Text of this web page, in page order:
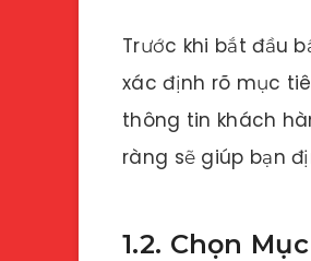
Trước khi bắt đầu
xác định rõ mục
thông tin khách
ràng sẽ giúp bạn
1.2. Chọn